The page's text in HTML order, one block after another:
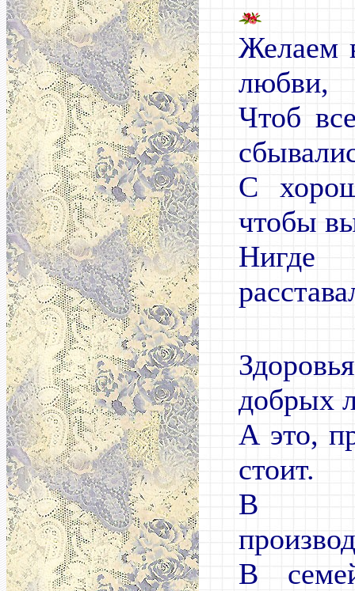
Желаем
любви,
Чтоб
С
чтобы
Нигде
добрых
А это,
стоит.
В
В